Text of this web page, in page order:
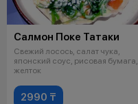
Салмон Поке Татаки
Свежий лосось, салат чука,
японский соус, рисовая бумага,
желток
2990 ₸